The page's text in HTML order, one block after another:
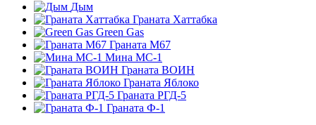
Дым
Граната Хаттабка
Green Gas
Граната М67
Мина МС-1
Граната ВОИН
Граната Яблоко
Граната РГД-5
Граната Ф-1